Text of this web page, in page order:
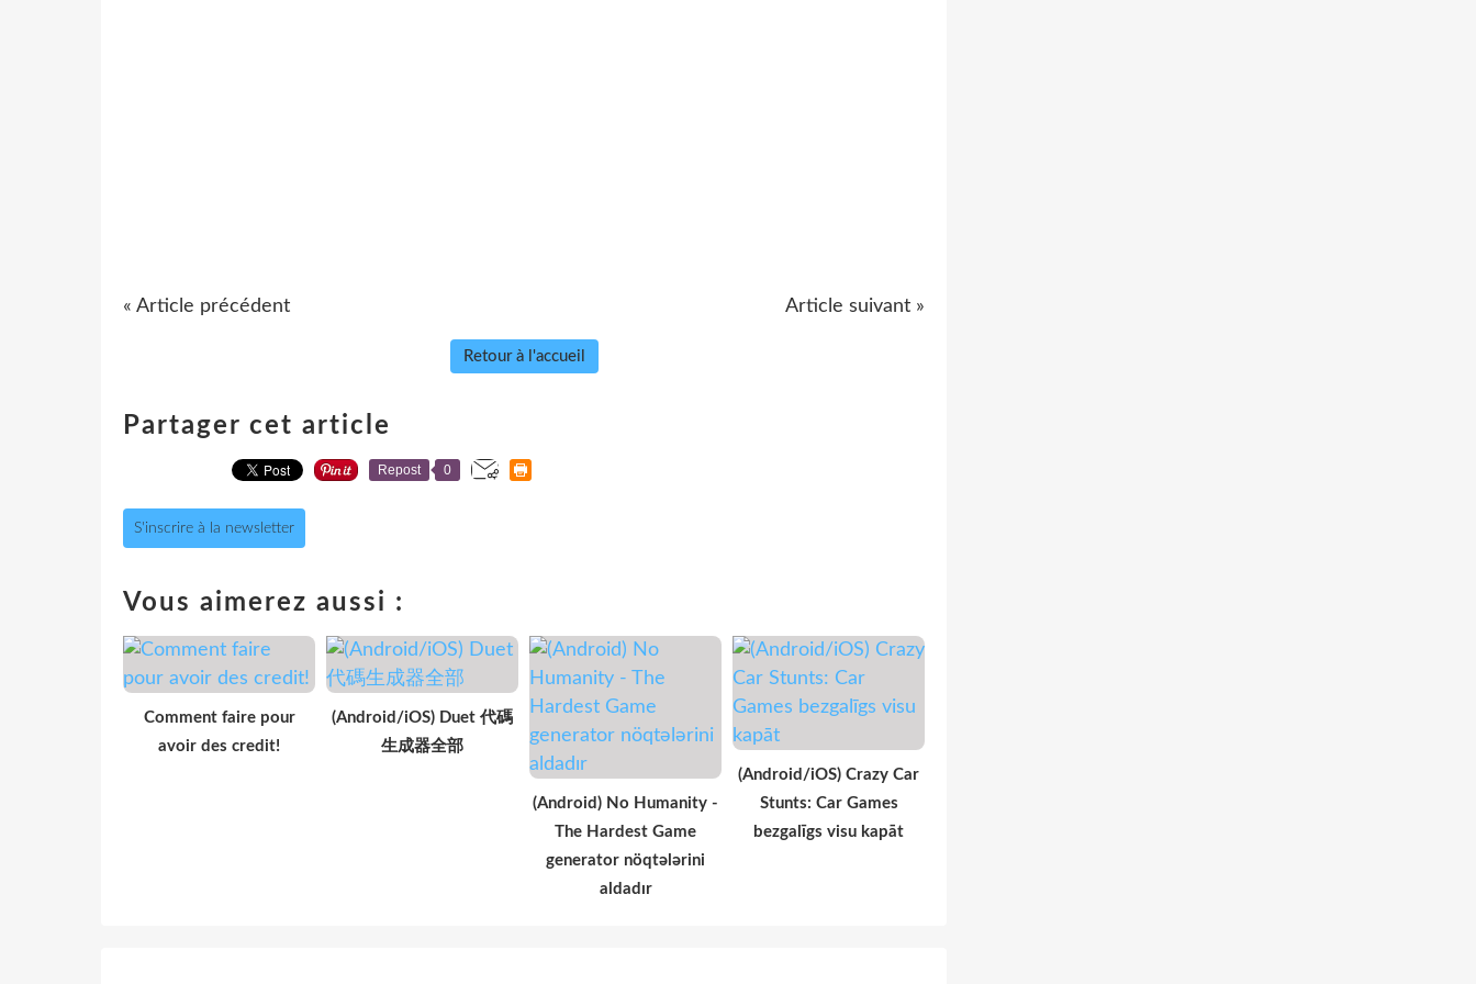
« Article précédent Article suivant »
Retour à l'accueil
Partager cet article
Repost 0
S'inscrire à la newsletter
Vous aimerez aussi :
Comment faire pour
avoir des credit!
(Android/iOS) Duet 代碼
生成器全部
(Android) No Humanity -
The Hardest Game
generator nöqtələrini
aldadır
(Android/iOS) Crazy Car
Stunts: Car Games
bezgalīgs visu kapāt